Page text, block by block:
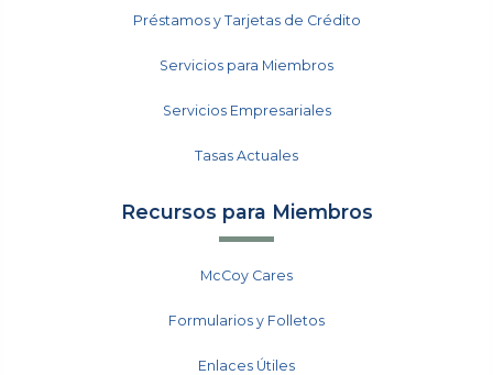
Préstamos y Tarjetas de Crédito
Servicios para Miembros
Servicios Empresariales
Tasas Actuales
Recursos para Miembros
McCoy Cares
Formularios y Folletos
Enlaces Útiles